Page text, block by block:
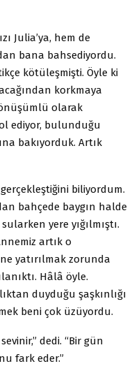
Julia’ya, hem de
bana bahsediyordu.
kötüleşmişti. Öyle ki
korkmaya
olarak
ediyor, bulunduğu
bakıyorduk. Artık
gerçekleştiğini biliyordum.
bahçede baygın halde
yere yığılmıştı.
artık o
yatırılmak zorunda
Hâlâ öyle.
duyduğu şaşkınlığı
beni çok üzüyordu.
dedi. “Bir gün
fark eder.”